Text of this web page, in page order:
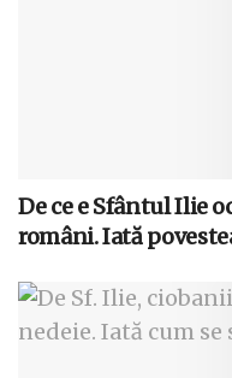
De ce e Sfântul Ilie
români. Iată